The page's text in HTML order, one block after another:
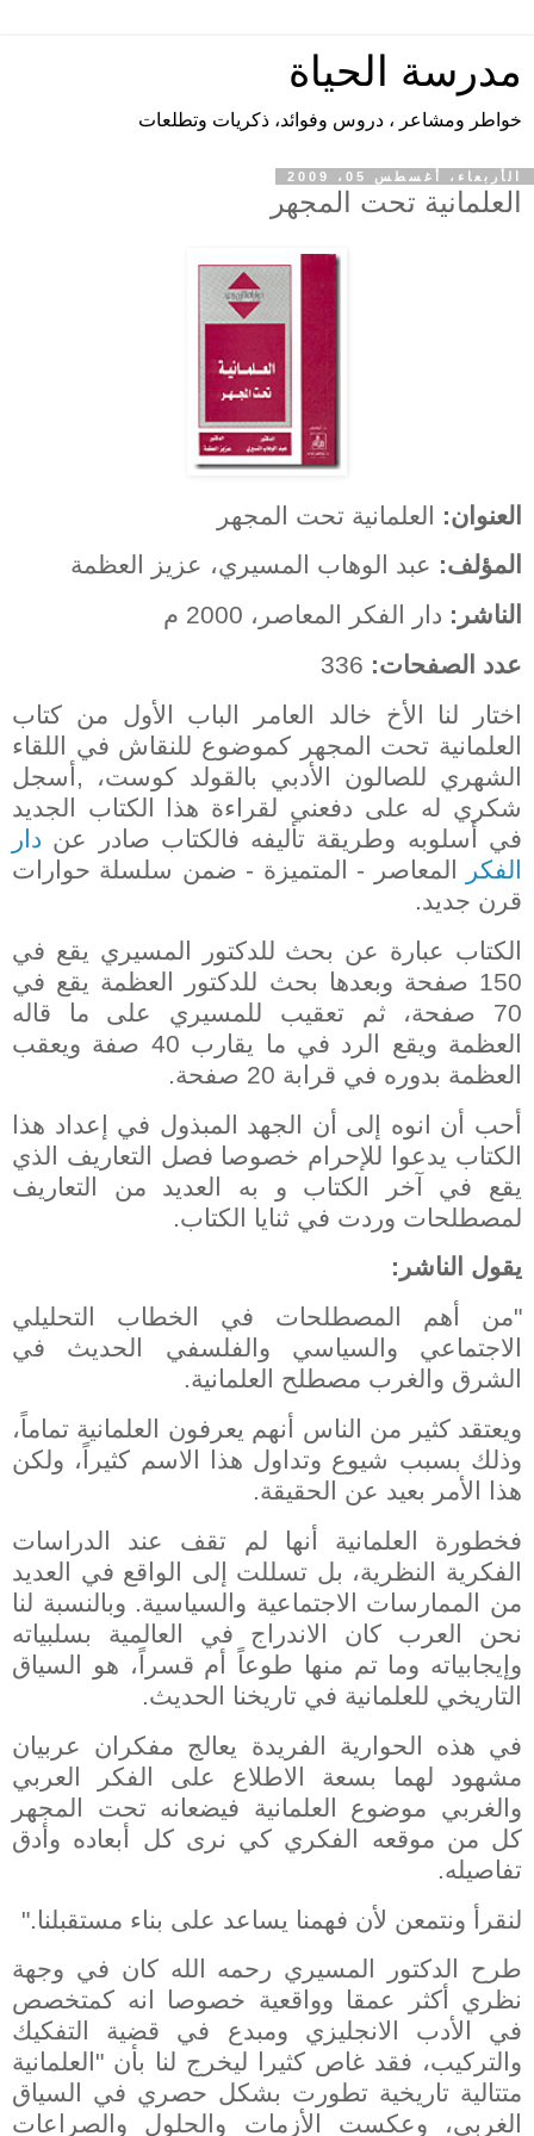
مدرسة الحياة
خواطر ومشاعر ، دروس وفوائد، ذكريات وتطلعات
الأربعاء، أغسطس 05، 2009
العلمانية تحت المجهر
العنوان:
العلمانية تحت المجهر
المؤلف: عبد الوهاب المسيري، عزيز العظمة
الناشر: دار الفكر المعاصر، 2000 م
عدد الصفحات:
اختار لنا الأخ خالد العامر الباب الأول من كتاب
العلمانية تحت المجهر كموضوع للنقاش في اللقاء
الشهري للصالون الأدبي بالقولد كوست، ,أسجل
شكري له على دفعني لقراءة هذا الكتاب الجديد
في أسلوبه وطريقة تأليفه فالكتاب صادر عن دار
الفكر
المعاصر - المتميزة - ضمن سلسلة حوارات
قرن جديد.
الكتاب عبارة عن بحث للدكتور المسيري يقع في
150 صفحة وبعدها بحث للدكتور العظمة يقع في
70 صفحة، ثم تعقيب للمسيري على ما قاله
العظمة ويقع الرد في ما يقارب 40 صفة ويعقب
العظمة بدوره في قرابة 20 صفحة.
أحب أن انوه إلى أن الجهد المبذول في إعداد هذا
الكتاب يدعوا للإحرام خصوصا فصل التعاريف الذي
يقع في آخر الكتاب و به العديد من التعاريف
لمصطلحات وردت في ثنايا الكتاب.
يقول الناشر:
"من أهم المصطلحات في الخطاب التحليلي
الاجتماعي والسياسي والفلسفي الحديث في
الشرق والغرب مصطلح العلمانية.
ويعتقد كثير من الناس أنهم يعرفون العلمانية تماماً،
وذلك بسبب شيوع وتداول هذا الاسم كثيراً، ولكن
هذا الأمر بعيد عن الحقيقة.
فخطورة العلمانية أنها لم تقف عند الدراسات
الفكرية النظرية، بل تسللت إلى الواقع في العديد
من الممارسات الاجتماعية والسياسية. وبالنسبة لنا
نحن العرب كان الاندراج في العالمية بسلبياته
وإيجابياته وما تم منها طوعاً أم قسراً، هو السياق
التاريخي للعلمانية في تاريخنا الحديث.
في هذه الحوارية الفريدة يعالج مفكران عربيان
مشهود لهما بسعة الاطلاع على الفكر العربي
والغربي موضوع العلمانية فيضعانه تحت المجهر
كل من موقعه الفكري كي نرى كل أبعاده وأدق
تفاصيله.
لنقرأ ونتمعن لأن فهمنا يساعد على بناء مستقبلنا."
طرح الدكتور المسيري رحمه الله كان في وجهة
نظري أكثر عمقا وواقعية خصوصا انه كمتخصص
في الأدب الانجليزي ومبدع في قضية التفكيك
والتركيب، فقد غاص كثيرا ليخرج لنا بأن "العلمانية
متتالية تاريخية تطورت بشكل حصري في السياق
الغربي، وعكست الأزمات والحلول والصراعات